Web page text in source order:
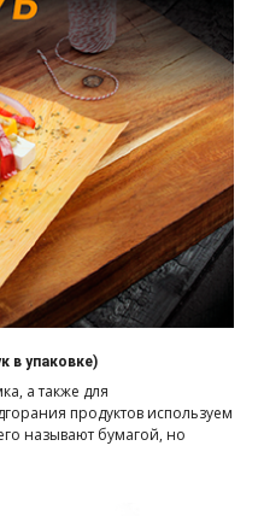
в упаковке)
а также для
продуктов используем
называют бумагой, но